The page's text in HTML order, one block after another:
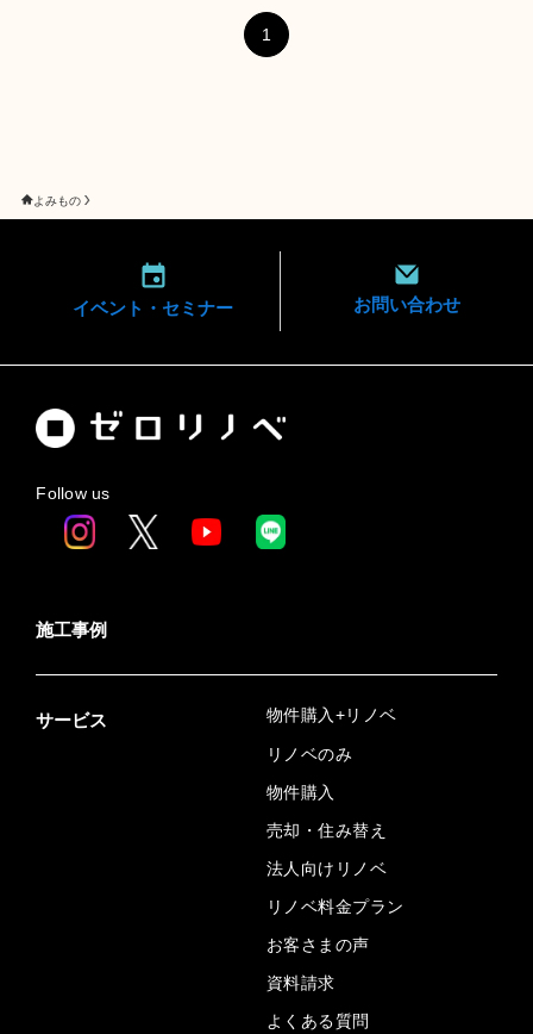
1
よみもの
イベント・ セミナー お問い合わせ
Follow us
施工事例
サービス 物件購入+リノベ
リノベのみ
物件購入
売却・住み替え
法人向けリノベ
リノベ料金プラン
お客さまの声
資料請求
よくある質問